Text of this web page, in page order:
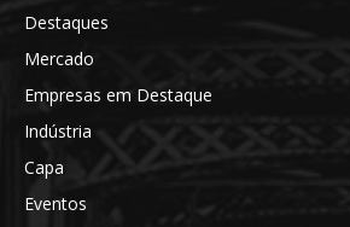
Destaques
Mercado
Empresas em Destaque
Indústria
Capa
Eventos